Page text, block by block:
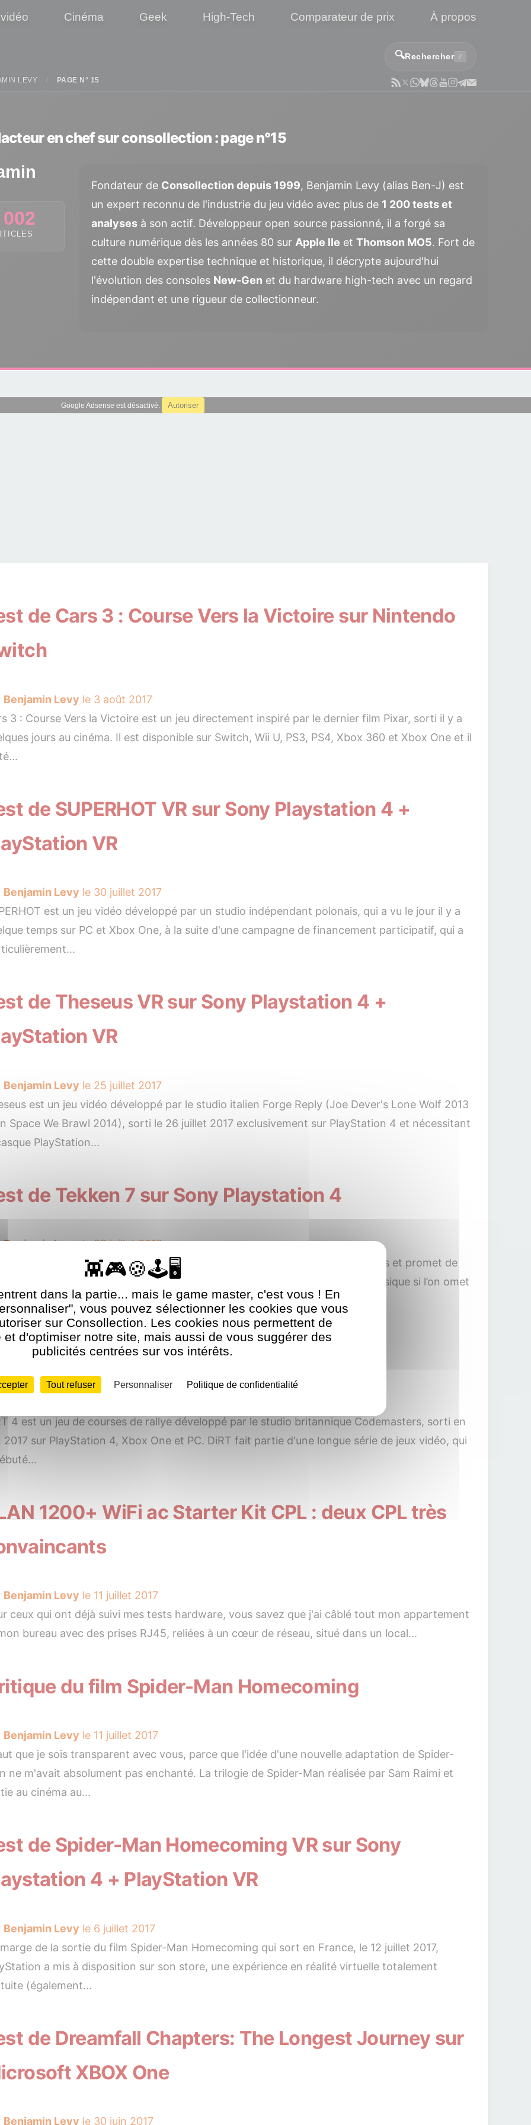
Cinéma Geek High-Tech Comparateur de prix À propos
LEVY PAGE N° 15
🔍Rechercher /
en chef sur consollection : page n°15
002
Fondateur de Consollection depuis 1999, Benjamin Levy (alias Ben-J) est
un expert reconnu de l'industrie du jeu vidéo avec plus de 1 200 tests et
analyses à son actif. Développeur open source passionné, il a forgé sa
culture numérique dès les années 80 sur Apple IIe etThomson MO5. Fort de
cette double expertise technique et historique, il décrypte aujourd'hui
l'évolution des consoles New-Gen et du hardware high-tech avec un regard
indépendant et une rigueur de collectionneur.
Google Adsense est désactivé. Autoriser
de Cars 3 : Course Vers la Victoire sur Nintendo
Benjamin Levy le 3 août 2017
3 : Course Vers la Victoire est un jeu directement inspiré par le dernier film Pixar, sorti il y a
jours au cinéma. Il est disponible sur Switch, Wii U, PS3, PS4, Xbox 360 et Xbox One et il
de SUPERHOT VR sur Sony Playstation 4 +
VR
Benjamin Levy le 30 juillet 2017
est un jeu vidéo développé par un studio indépendant polonais, qui a vu le jour il y a
temps sur PC et Xbox One, à la suite d'une campagne de financement participatif, qui a
de Theseus VR sur Sony Playstation 4 +
VR
Benjamin Levy le 25 juillet 2017
est un jeu vidéo développé par le studio italien Forge Reply (Joe Dever's Lone Wolf 2013
Space We Brawl 2014), sorti le 26 juillet 2017 exclusivement sur PlayStation 4 et nécessitant
PlayStation...
de Tekken 7 sur Sony Playstation 4
Benjamin Levyle 22 juillet 2017
après la version arcade japonaise, Tekken débarque enfin sur nos consoles et promet de
la lumière sur l’histoire des Mishima, une famille tout ce qu’il y a de plus classique si l’on omet
de DiRT 4 sur Microsoft XBOX One
4 est un jeu de courses de rallye développé par le studio britannique Codemasters, sorti en
2017 sur PlayStation 4, Xbox One et PC. DiRT fait partie d'une longue série de jeux vidéo, qui
1200+ WiFi ac Starter Kit CPL : deux CPL très
Benjamin Levy le 11 juillet 2017
ceux qui ont déjà suivi mes tests hardware, vous savez que j'ai câblé tout mon appartement
bureau avec des prises RJ45, reliées à un cœur de réseau, situé dans un local...
du film Spider-Man Homecoming
Benjamin Levy le 11 juillet 2017
que je sois transparent avec vous, parce que l'idée d'une nouvelle adaptation de Spider-
ne m'avait absolument pas enchanté. La trilogie de Spider-Man réalisée par Sam Raimi et
au cinéma au...
de Spider-Man Homecoming VR sur Sony
4 + PlayStation VR
Benjamin Levy le 6 juillet 2017
de la sortie du film Spider-Man Homecoming qui sort en France, le 12 juillet 2017,
a mis à disposition sur son store, une expérience en réalité virtuelle totalement
(également...
de Dreamfall Chapters: The Longest Journey sur
XBOX One
Benjamin Levy le 30 juin 2017
dans la partie... mais le game master, c'est vous ! En
vous pouvez sélectionner les cookies que vous
sur Consollection. Les cookies nous permettent de
et d'optimiser notre site, mais aussi de vous suggérer des
publicités centrées sur vos intérêts.
Tout refuser Personnaliser Politique de confidentialité